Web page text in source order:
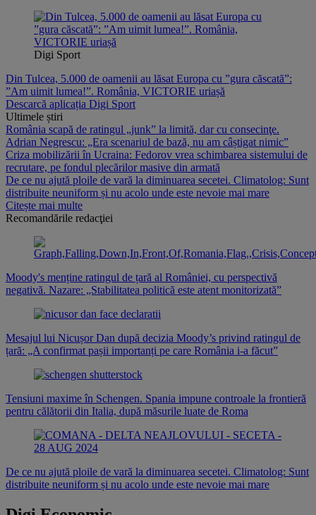
Digi Sport
Din Tulcea, 5.000 de oamenii au lăsat Europa cu ”gura căscată”:
”Am uimit lumea!”. România, VICTORIE uriașă
Descarcă aplicația Digi Sport
Ultimele știri
România scapă de ratingul „junk” la limită, dar cu consecinţe.
Adrian Negrescu: „Era scenariul de bază, nu am câștigat nimic”
Criza mobilizării în Ucraina: Fedorov vrea schimbarea sistemului de
recrutare, pe fondul plecărilor masive din armată
De ce nu ajută ploile de vară la diminuarea secetei. Climatolog: Sunt
distribuite neuniform și nu acolo unde este nevoie mai mare
Citește mai multe
Recomandările redacţiei
Moody's menține ratingul de țară al României, cu perspectivă
negativă. Nazare: „Stabilitatea politică este atent monitorizată”
Mesajul lui Nicușor Dan după decizia Moody’s privind ratingul de
țară: „A confirmat pașii importanți pe care România i-a făcut”
Tensiuni maxime în Schengen. Spania impune controale la frontieră
pentru călătorii din Italia, după măsurile luate de Roma
De ce nu ajută ploile de vară la diminuarea secetei. Climatolog: Sunt
distribuite neuniform și nu acolo unde este nevoie mai mare